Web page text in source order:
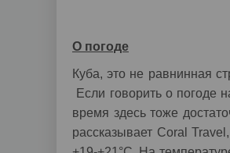
О погоде
Куба, это не равнинная
Если говорить о погоде
время здесь тоже
рассказывает Coral